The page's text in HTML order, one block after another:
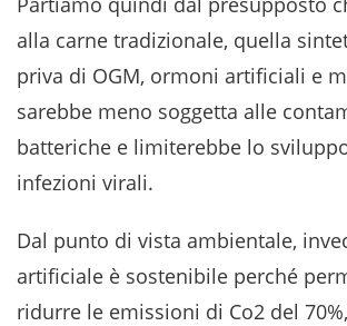
alla carne tradizionale, quella
priva di OGM, ormoni artificiali e
sarebbe meno soggetta alle
batteriche e limiterebbe lo
infezioni virali.
Dal punto di vista ambientale,
artificiale è sostenibile perché
ridurre le emissioni di Co2 del